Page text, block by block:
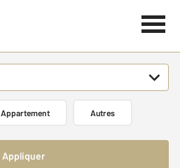
Appartement Autres
Appliquer